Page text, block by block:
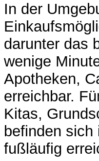
In der
darunter das
wenige
Apotheken,
erreichbar.
Kitas,
befinden
fußläufig